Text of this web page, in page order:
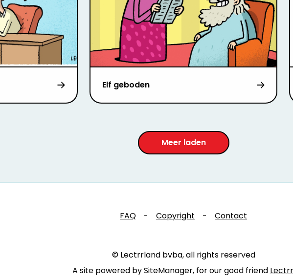
Elf geboden
Meer laden
FAQ - Copyright - Contact
© Lectrrland bvba, all rights reserved
A site powered by SiteManager, for our good friend Lectrr